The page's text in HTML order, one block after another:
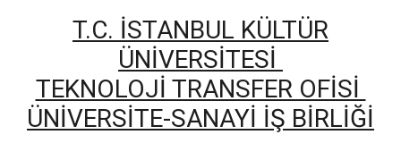
T.C. İSTANBUL KÜLTÜR
ÜNİVERSİTESİ
TEKNOLOJİ TRANSFER OFİSİ
ÜNIVERSITE-SANAYI İŞ BIRLIĞI